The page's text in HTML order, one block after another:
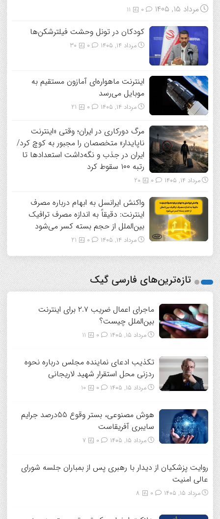
مرداد ۱۵, ۱۴۰۵ 11
کودکان در تونل وحشت فیلترشکن‌ها
مرداد ۱۴, ۱۴۰۵ 30
اینترنت ماهواره‌ای آمازون مستقیم به
موبایل می‌رسد
مرداد ۱۴, ۱۴۰۵ 21
مرگ دورکاری در ایران؛ وقتی «اینترنت
ناپایدار» متخصصان را مجبور به کوچ کرد/
ایران در جذب و نگه‌داشت استعدادها تا
رتبه ۱۰۰ سقوط کرد
مرداد ۱۴, ۱۴۰۵ 20
واکنش ایرانسل به ابهام درباره مصرف
اینترنت: دقیقاً به اندازه مصرف ترافیک
بین‌الملل از حجم بسته کسر می‌شود
مرداد ۱۴, ۱۴۰۵ 21
تازه‌ترین‌های فارسی گیک
ماجرای اعمال ضریب ۲.۷ برای اینترنت
بین‌الملل چیست؟
مرداد ۱۵, ۱۴۰۵ 11
تکذیب ادعای نماینده مجلس درباره نحوه
ردزنی محل استقرار شهید لاریجانی
مرداد ۱۵, ۱۴۰۵ 10
هوش مصنوعی، بستر وقوع 55درصد جرایم
سایبری آفریقاست
مرداد ۱۵, ۱۴۰۵ 7
روایت پزشکیان از دیدار با رهبری پس از بمباران جلسه شورای
عالی امنیت
مرداد ۱۵, ۱۴۰۵ 8